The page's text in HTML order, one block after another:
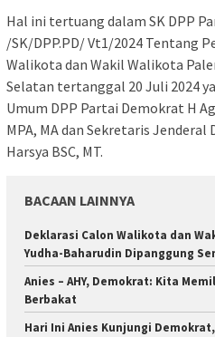
Hal ini tertuang dalam SK DPP
/SK/DPP.PD/ Vt1/2024 Tentang
Walikota dan Wakil Walikota
Selatan tertanggal 20 Juli 2024
Umum DPP Partai Demokrat H
MPA, MA dan Sekretaris
Harsya BSC, MT.
BACAAN LAINNYA
Deklarasi Calon Walikota dan
Yudha-Baharudin Dipanggung
Anies – AHY, Demokrat: Kita
Berbakat
Hari Ini Anies Kunjungi